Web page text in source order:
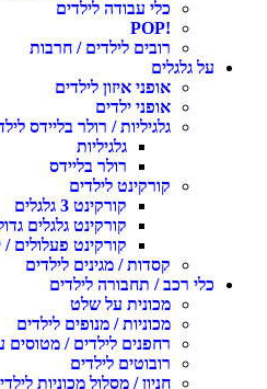
כלי עבודה לילדים
!POP
רובים לילדים / חרבות
על גלגלים
אופני איזון לילדים
אופני ילדים
גלגיליות / רולר בליידס
גלגיליות
רולר בליידס
קורקינט לילדים
קורקינט 3 גלגלים
קורקינט גלגלים
קורקינט פעלולים /
קסדות / מגינים לילדים
כלי רכב / תחבורה לילדים
מכונית על שלט
מכוניות / מנופים לילדים
רחפנים לילדים / מטוסים
רובוטים לילדים
חניון / מסלול מכוניות